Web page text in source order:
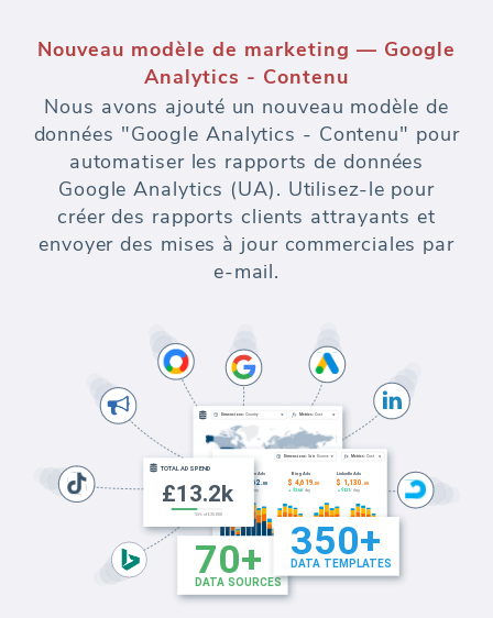
Nouveau modèle de marketing — Google
Analytics - Contenu
Nous avons ajouté un nouveau modèle de
données "Google Analytics - Contenu" pour
automatiser les rapports de données
Google Analytics (UA). Utilisez-le pour
créer des rapports clients attrayants et
envoyer des mises à jour commerciales par
e-mail.